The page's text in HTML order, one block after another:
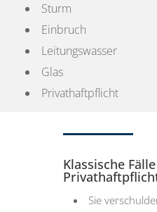
Sturm
Einbruch
Leitungswasser
Glas
Privathaftpflicht
Klassische
Sie